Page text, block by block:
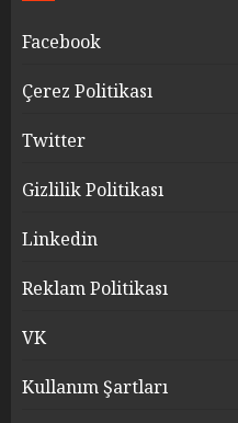
Facebook
Çerez Politikası
Twitter
Gizlilik Politikası
Linkedin
Reklam Politikası
VK
Kullanım Şartları